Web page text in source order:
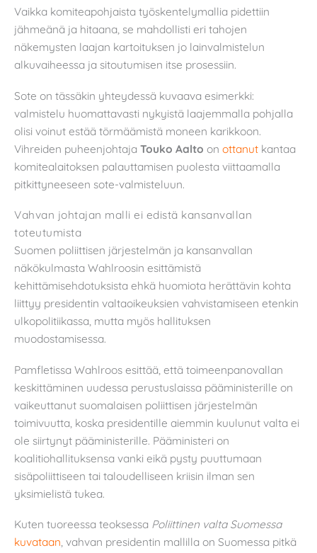
Vaikka komiteapohjaista työskentelymallia pidettiin
jähmeänä ja hitaana, se mahdollisti eri tahojen
näkemysten laajan kartoituksen jo lainvalmistelun
alkuvaiheessa ja sitoutumisen itse prosessiin.
Sote on tässäkin yhteydessä kuvaava esimerkki:
valmistelu huomattavasti nykyistä laajemmalla pohjalla
olisi voinut estää törmäämistä moneen karikkoon.
Vihreiden puheenjohtaja Touko Aalto on ottanut kantaa
komitealaitoksen palauttamisen puolesta viittaamalla
pitkittyneeseen sote-valmisteluun.
Vahvan johtajan malli ei edistä kansanvallan
toteutumista
Suomen poliittisen järjestelmän ja kansanvallan
näkökulmasta Wahlroosin esittämistä
kehittämisehdotuksista ehkä huomiota herättävin kohta
liittyy presidentin valtaoikeuksien vahvistamiseen etenkin
ulkopolitiikassa, mutta myös hallituksen
muodostamisessa.
Pamfletissa Wahlroos esittää, että toimeenpanovallan
keskittäminen uudessa perustuslaissa pääministerille on
vaikeuttanut suomalaisen poliittisen järjestelmän
toimivuutta, koska presidentille aiemmin kuulunut valta ei
ole siirtynyt pääministerille. Pääministeri on
koalitiohallituksensa vanki eikä pysty puuttumaan
sisäpoliittiseen tai taloudelliseen kriisin ilman sen
yksimielistä tukea.
Kuten tuoreessa teoksessa Poliittinen valta Suomessa
kuvataan, vahvan presidentin mallilla on Suomessa pitkä